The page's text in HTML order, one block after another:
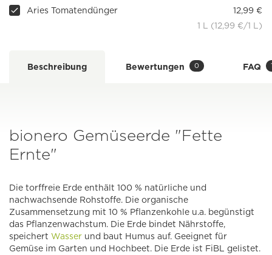
Aries Tomatendünger
12,99 €
1 L (12,99 €/1 L)
Beschreibung Bewertungen 0 FAQ
bionero Gemüseerde "Fette
Ernte"
Die torffreie Erde enthält 100 % natürliche und
nachwachsende Rohstoffe. Die organische
Zusammensetzung mit 10 % Pflanzenkohle u.a. begünstigt
das Pflanzenwachstum. Die Erde bindet Nährstoffe,
speichert Wasser und baut Humus auf. Geeignet für
Gemüse im Garten und Hochbeet. Die Erde ist FiBL gelistet.